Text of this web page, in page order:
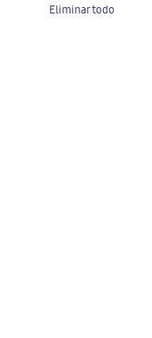
artículo
Eliminar todo